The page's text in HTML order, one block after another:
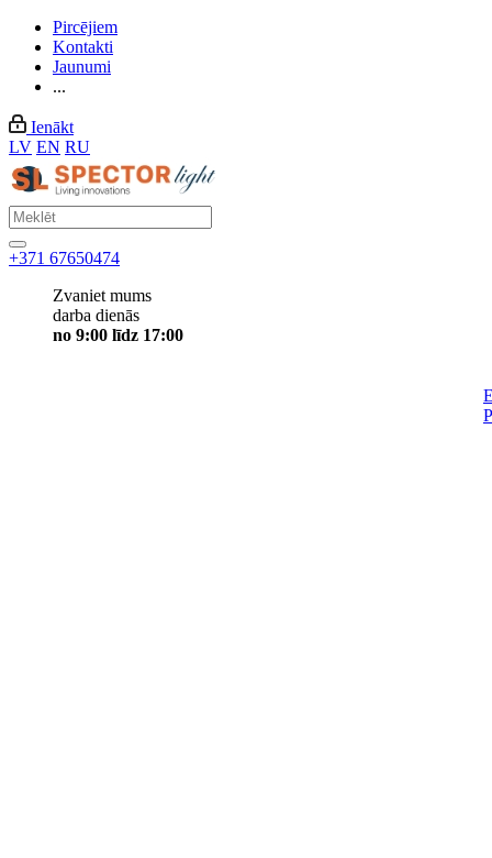
Pircējiem
Kontakti
Jaunumi
...
Ienākt
LV EN RU
+371 67650474
Zvaniet mums
darba dienās
no 9:00 līdz 17:00